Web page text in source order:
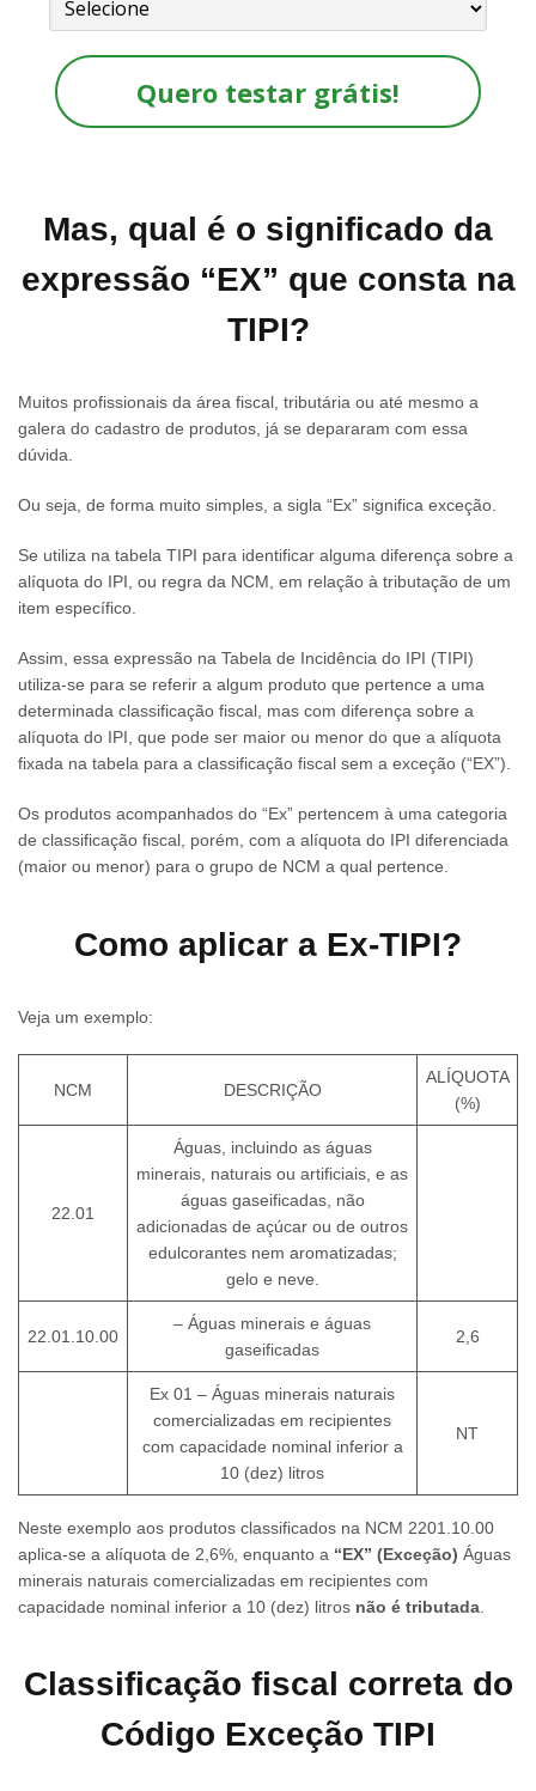
Quero testar grátis!
Mas, qual é o significado da
expressão “EX” que consta na
TIPI?
Muitos profissionais da área fiscal, tributária ou até mesmo a
galera do cadastro de produtos, já se depararam com essa
dúvida.
Ou seja, de forma muito simples, a sigla “Ex” significa exceção.
Se utiliza na tabela TIPI para identificar alguma diferença sobre a
alíquota do IPI, ou regra da NCM, em relação à tributação de um
item específico.
Assim, essa expressão na Tabela de Incidência do IPI (TIPI)
utiliza-se para se referir a algum produto que pertence a uma
determinada classificação fiscal, mas com diferença sobre a
alíquota do IPI, que pode ser maior ou menor do que a alíquota
fixada na tabela para a classificação fiscal sem a exceção (“EX”).
Os produtos acompanhados do “Ex” pertencem à uma categoria
de classificação fiscal, porém, com a alíquota do IPI diferenciada
(maior ou menor) para o grupo de NCM a qual pertence.
Como aplicar a Ex-TIPI?
Veja um exemplo:
NCM DESCRIÇÃO
ALÍQUOTA
(%)
22.01
Águas, incluindo as águas
minerais, naturais ou artificiais, e as
águas gaseificadas, não
adicionadas de açúcar ou de outros
edulcorantes nem aromatizadas;
gelo e neve.
22.01.10.00
– Águas minerais e águas
gaseificadas
2,6
Ex 01 – Águas minerais naturais
comercializadas em recipientes
com capacidade nominal inferior a
10 (dez) litros
NT
Neste exemplo aos produtos classificados na NCM 2201.10.00
aplica-se a alíquota de 2,6%, enquanto a “EX” (Exceção) Águas
minerais naturais comercializadas em recipientes com
capacidade nominal inferior a 10 (dez) litros não é tributada
Classificação fiscal correta do
Código Exceção TIPI